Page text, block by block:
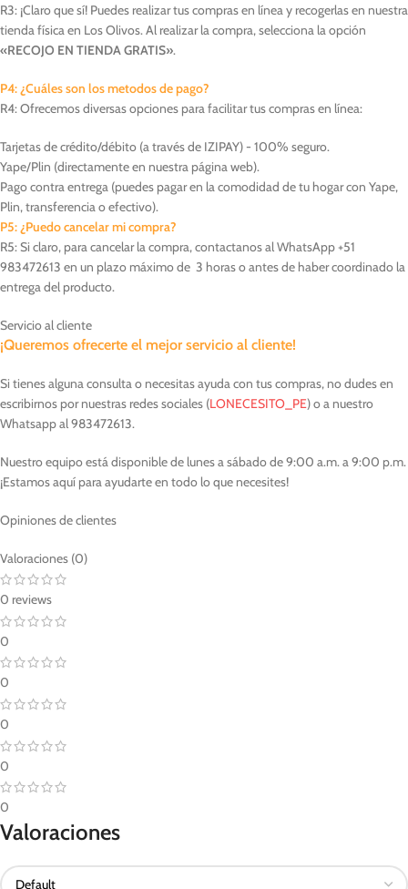
R3: ¡Claro que sí! Puedes realizar tus compras en línea y recogerlas en nuestra
tienda física en Los Olivos. Al realizar la compra, selecciona la opción
«RECOJO EN TIENDA GRATIS».
P4: ¿Cuáles son los metodos de pago?
R4: Ofrecemos diversas opciones para facilitar tus compras en línea:
Tarjetas de crédito/débito (a través de IZIPAY) - 100% seguro.
Yape/Plin (directamente en nuestra página web).
Pago contra entrega (puedes pagar en la comodidad de tu hogar con Yape,
Plin, transferencia o efectivo).
P5: ¿Puedo cancelar mi compra?
R5: Si claro, para cancelar la compra, contactanos al WhatsApp +51
983472613 en un plazo máximo de 3 horas o antes de haber coordinado la
entrega del producto.
Servicio al cliente
¡Queremos ofrecerte el mejor servicio al cliente!
Si tienes alguna consulta o necesitas ayuda con tus compras, no dudes en
escribirnos por nuestras redes sociales (LONECESITO_PE) o a nuestro
Whatsapp al 983472613.
Nuestro equipo está disponible de lunes a sábado de 9:00 a.m. a 9:00 p.m.
¡Estamos aquí para ayudarte en todo lo que necesites!
Opiniones de clientes
Valoraciones (0)
0 reviews
0
0
0
0
0
Valoraciones